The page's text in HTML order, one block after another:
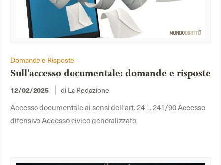
Domande e Risposte
Sull'accesso documentale: domande e risposte
12/02/2025 di La Redazione
Accesso documentale ai sensi dell'art. 24 L. 241/90 Accesso
difensivo Accesso civico generalizzato